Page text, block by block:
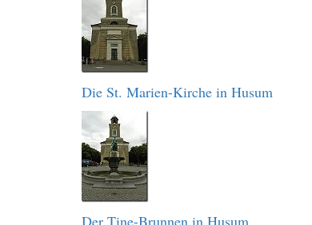
Die St. Marien-Kirche in Husum
Der Tine-Brunnen in Husum